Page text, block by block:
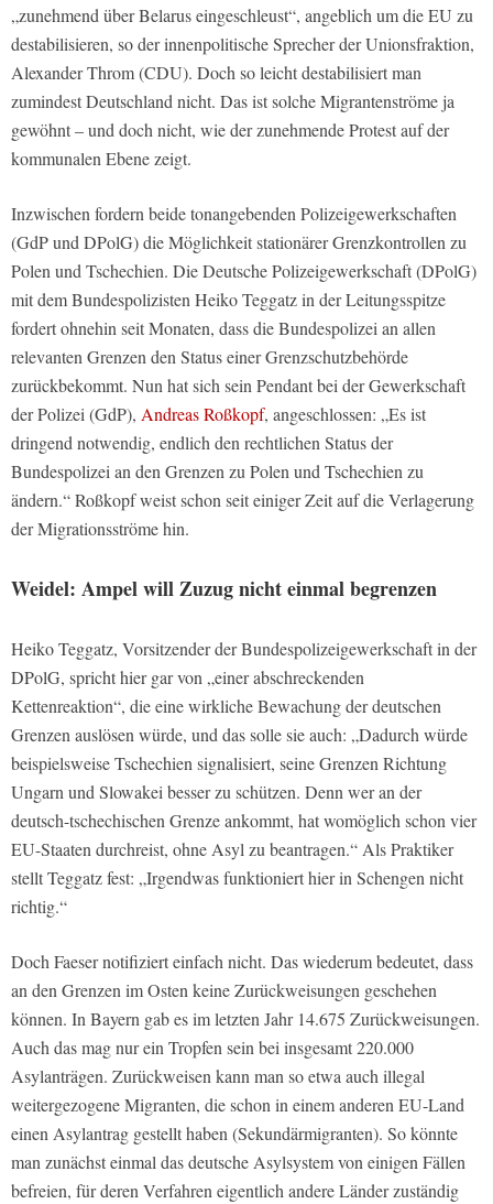
„zunehmend über Belarus eingeschleust“, angeblich um die EU zu
destabilisieren, so der innenpolitische Sprecher der Unionsfraktion,
Alexander Throm (CDU). Doch so leicht destabilisiert man
zumindest Deutschland nicht. Das ist solche Migrantenströme ja
gewöhnt – und doch nicht, wie der zunehmende Protest auf der
kommunalen Ebene zeigt.
Inzwischen fordern beide tonangebenden Polizeigewerkschaften
(GdP und DPolG) die Möglichkeit stationärer Grenzkontrollen zu
Polen und Tschechien. Die Deutsche Polizeigewerkschaft (DPolG)
mit dem Bundespolizisten Heiko Teggatz in der Leitungsspitze
fordert ohnehin seit Monaten, dass die Bundespolizei an allen
relevanten Grenzen den Status einer Grenzschutzbehörde
zurückbekommt. Nun hat sich sein Pendant bei der Gewerkschaft
der Polizei (GdP), Andreas Roßkopf, angeschlossen: „Es ist
dringend notwendig, endlich den rechtlichen Status der
Bundespolizei an den Grenzen zu Polen und Tschechien zu
ändern.“ Roßkopf weist schon seit einiger Zeit auf die Verlagerung
der Migrationsströme hin.
Weidel: Ampel will Zuzug nicht einmal begrenzen
Heiko Teggatz, Vorsitzender der Bundespolizeigewerkschaft in der
DPolG, spricht hier gar von „einer abschreckenden
Kettenreaktion“, die eine wirkliche Bewachung der deutschen
Grenzen auslösen würde, und das solle sie auch: „Dadurch würde
beispielsweise Tschechien signalisiert, seine Grenzen Richtung
Ungarn und Slowakei besser zu schützen. Denn wer an der
deutsch-tschechischen Grenze ankommt, hat womöglich schon vier
EU-Staaten durchreist, ohne Asyl zu beantragen.“ Als Praktiker
stellt Teggatz fest: „Irgendwas funktioniert hier in Schengen nicht
richtig.“
Doch Faeser notifiziert einfach nicht. Das wiederum bedeutet, dass
an den Grenzen im Osten keine Zurückweisungen geschehen
können. In Bayern gab es im letzten Jahr 14.675 Zurückweisungen.
Auch das mag nur ein Tropfen sein bei insgesamt 220.000
Asylanträgen. Zurückweisen kann man so etwa auch illegal
weitergezogene Migranten, die schon in einem anderen EU-Land
einen Asylantrag gestellt haben (Sekundärmigranten). So könnte
man zunächst einmal das deutsche Asylsystem von einigen Fällen
befreien, für deren Verfahren eigentlich andere Länder zuständig